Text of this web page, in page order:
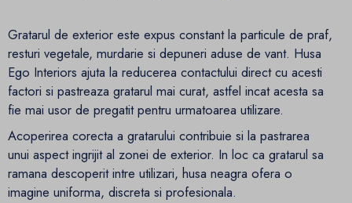
Gratarul de exterior este expus constant la particule de praf,
resturi vegetale, murdarie si depuneri aduse de vant. Husa
Ego Interiors ajuta la reducerea contactului direct cu acesti
factori si pastreaza gratarul mai curat, astfel incat acesta sa
fie mai usor de pregatit pentru urmatoarea utilizare.
Acoperirea corecta a gratarului contribuie si la pastrarea
unui aspect ingrijit al zonei de exterior. In loc ca gratarul sa
ramana descoperit intre utilizari, husa neagra ofera o
imagine uniforma, discreta si profesionala.